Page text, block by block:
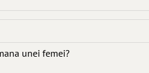
unei femei?